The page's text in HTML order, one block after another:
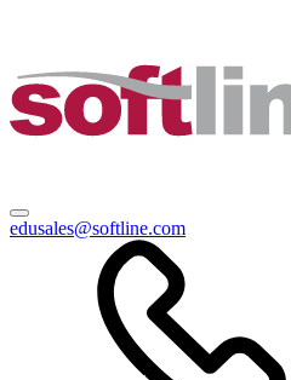
edusales@softline.com